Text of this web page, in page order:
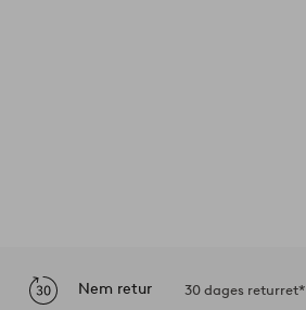
Nem retur 30 dages returret*